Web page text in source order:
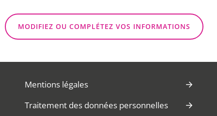
MODIFIEZ OU COMPLÉTEZ VOS INFORMATIONS
Mentions légales
Traitement des données personnelles